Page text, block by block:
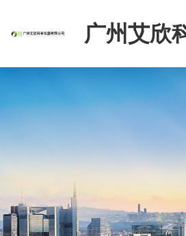
广州艾欣